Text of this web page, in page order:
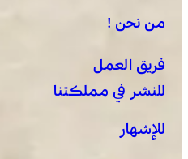
من نحن !
فريق العمل
للنشر في مملكتنا
للإشهار